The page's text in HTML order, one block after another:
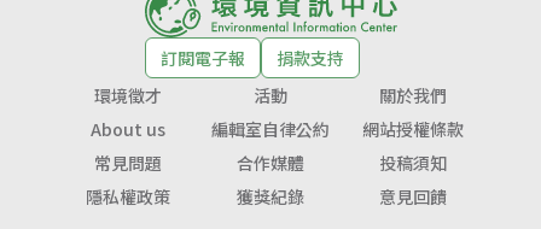
訂閱電子報
捐款支持
環境徵才
活動
關於我們
About us
編輯室自律公約
網站授權條款
常見問題
合作媒體
投稿須知
隱私權政策
獲獎紀錄 意見回饋